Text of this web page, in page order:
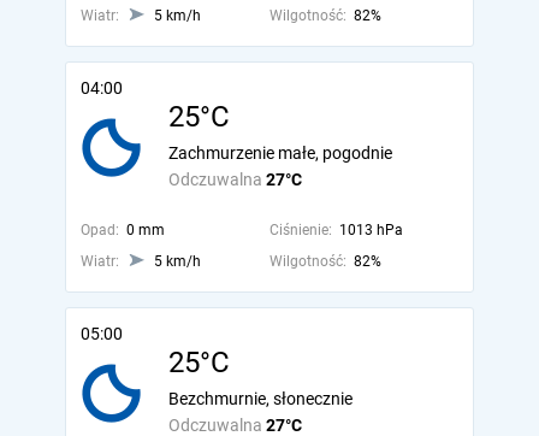
Wiatr:
5 km/h Wilgotność: 82%
04:00
25°C
Odczuwalna 27°C
Zachmurzenie małe, pogodnie
Opad: 0 mm Ciśnienie: 1013 hPa
Wiatr:
5 km/h Wilgotność: 82%
05:00
25°C
Odczuwalna 27°C
Bezchmurnie, słonecznie